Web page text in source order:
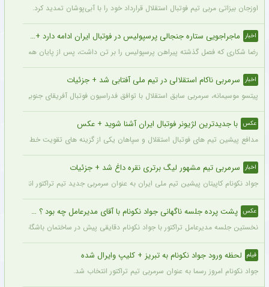
اوزجان بیزاتی مربی تیم فوتبال استقلال قرارداد خود را با آبی‌پوشان تمدید کرد.
اخبار ماجراجویی ستاره جنجالی پرسپولیس در فوتبال ایران ادامه دارد + جزئیات
رضا شکاری که فصل گذشته پیراهن پرسپولیس را بر تن داشت، پس از پایان همکاری با
اخبار سرمربی ناکام استقلالی در تیم ملی آفتابی شد + جزئیات
پیتسو موسیمانه، سرمربی سابق استقلال با توافق فدراسیون فوتبال آفریقای جنوبی
عکس با جدیدترین لژیونر فوتبال ایران آشنا شوید + عکس
مدافع پیشین تیم های فوتبال استقلال و سپاهان یکی از گزینه های تقویت خط دفاعی
اخبار سرمربی تیم مشهور لیگ برتری نقره داغ شد + جزئیات
جواد نکونام کاپیتان پیشین تیم ملی ایران به عنوان سرمربی جدید تیم تراکتور انتخاب شد.
عکس پشت پرده جلسه ناگهانی جواد نکونام با آقای مدیرعامل چه بود ؟ + عکس
نخستین جلسه مدیرعامل تراکتور با جواد نکونام دقایقی پیش در ساختمان باشگاه برگزار
فیلم لحظه ورود جواد نکونام به تبریز + کلیپ وایرال شده
جواد نکونام امروز رسما به عنوان سرمربی تیم تراکتور انتخاب شد.